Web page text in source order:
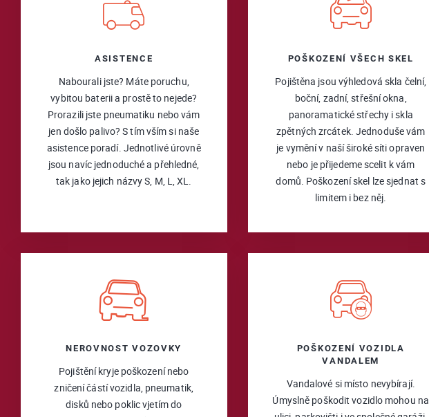
ASISTENCE
Nabourali jste? Máte poruchu,
vybitou baterii a prostě to nejede?
Prorazili jste pneumatiku nebo vám
jen došlo palivo? S tím vším si naše
asistence poradí. Jednotlivé úrovně
jsou navíc jednoduché a přehledné,
tak jako jejich názvy S, M, L, XL.
POŠKOZENÍ VŠECH SKEL
Pojištěna jsou výhledová skla čelní,
boční, zadní, střešní okna,
panoramatické střechy i skla
zpětných zrcátek. Jednoduše vám
je vymění v naší široké síti opraven
nebo je přijedeme scelit k vám
domů. Poškození skel lze sjednat s
limitem i bez něj.
NEROVNOST VOZOVKY
Pojištění kryje poškození nebo
zničení částí vozidla, pneumatik,
disků nebo poklic vjetím do
POŠKOZENÍ VOZIDLA
VANDALEM
Vandalové si místo nevybírají.
Úmyslně poškodit vozidlo mohou na